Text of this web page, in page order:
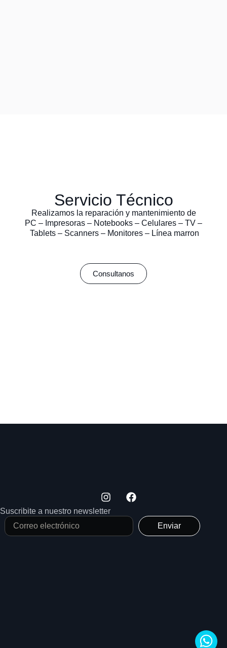
Servicio Técnico
Realizamos la reparación y mantenimiento de
PC – Impresoras – Notebooks – Celulares – TV –
Tablets – Scanners – Monitores – Línea marron
Consultanos
Suscribite a nuestro newsletter
Enviar